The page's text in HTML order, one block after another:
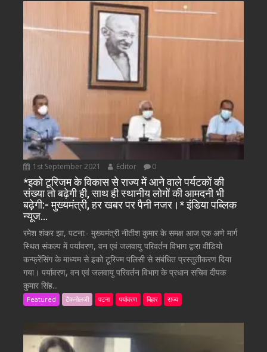
1st September 2021 Editor 0
*इको टूरिजम के विकास से राज्य में आने वाले पर्यटकों की
संख्या तो बढ़ेगी ही, साथ ही स्थानीय लोगों की आमदनी भी
बढ़ेगी:- मुख्यमंत्री, हर खबर पर पैनी नजर।* इंडिया पब्लिक
न्यूज…
रमेश शंकर झा, पटना:- मुख्यमंत्री नीतीश कुमार के समक्ष आज एक अणे मार्ग
स्थित संकल्प में पर्यावरण, वन एवं जलवायु परिवर्तन विभाग द्वारा वीडियो
कन्फ्रेंसिंग के माध्यम से इको टूरिज्म पलिसी से संबंधित प्रस्तुतीकरण दिया
गया। पर्यावरण, वन एवं जलवायु परिवर्तन विभाग के प्रधान सचिव दीपक
कुमार सिंह...
Featured टैकनोलजी पटना पर्यावरण बिहार राज्य